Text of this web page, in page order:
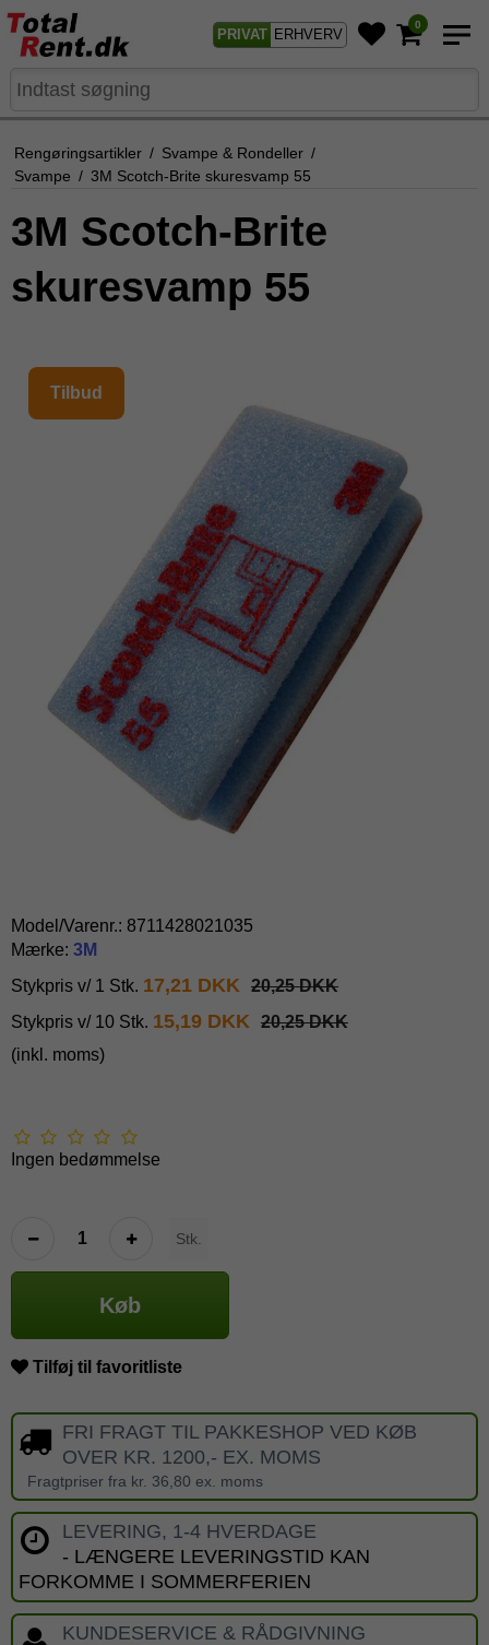
PRIVAT ERHVERV
0
Rengøringsartikler / Svampe & Rondeller /
Svampe / 3M Scotch-Brite skuresvamp 55
3M Scotch-Brite
skuresvamp 55
Tilbud
Model/Varenr.: 8711428021035
Mærke: 3M
Stykpris v/ 1 Stk. 17,21 DKK
20,25 DKK
Stykpris v/ 10 Stk. 15,19 DKK
20,25 DKK
(inkl. moms)
Ingen bedømmelse
Stk.
Køb
Tilføj til favoritliste
FRI FRAGT TIL PAKKESHOP VED KØB
OVER KR. 1200,- EX. MOMS
Fragtpriser fra kr. 36,80 ex. moms
LEVERING, 1-4 HVERDAGE
- LÆNGERE LEVERINGSTID KAN
FORKOMME I SOMMERFERIEN
KUNDESERVICE & RÅDGIVNING